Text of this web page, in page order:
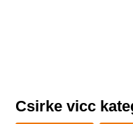
Csirke vicc